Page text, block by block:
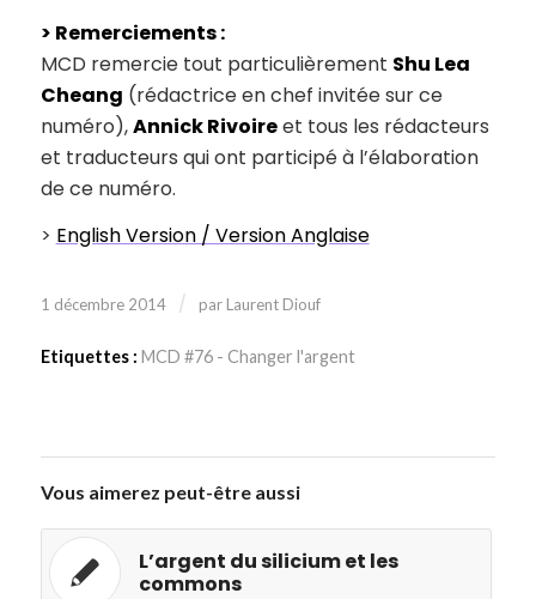
> Remerciements :
MCD remercie tout particulièrement Shu Lea
Cheang (rédactrice en chef invitée sur ce
numéro),Annick Rivoireet tous les rédacteurs
et traducteurs qui ont participé à l’élaboration
de ce numéro.
> English Version / Version Anglaise
1 décembre 2014 / par Laurent Diouf
Etiquettes : MCD #76 - Changer l'argent
Vous aimerez peut-être aussi
L’argent du silicium et les
commons